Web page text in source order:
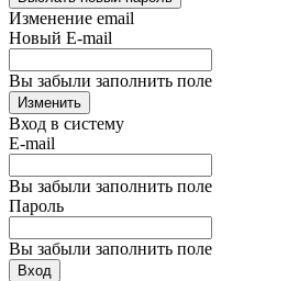
Изменение email
Новый E-mail
Вы забыли заполнить поле
Изменить
Вход в систему
E-mail
Вы забыли заполнить поле
Пароль
Вы забыли заполнить поле
Вход